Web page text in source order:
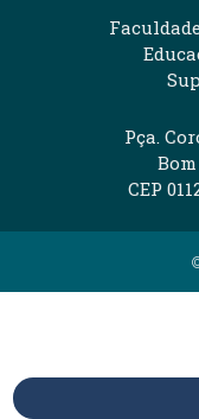
Pça.
CEP